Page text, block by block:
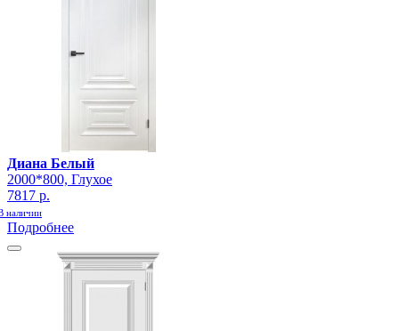
Диана Белый
2000*800, Глухое
7817 р.
наличии
Подробнее